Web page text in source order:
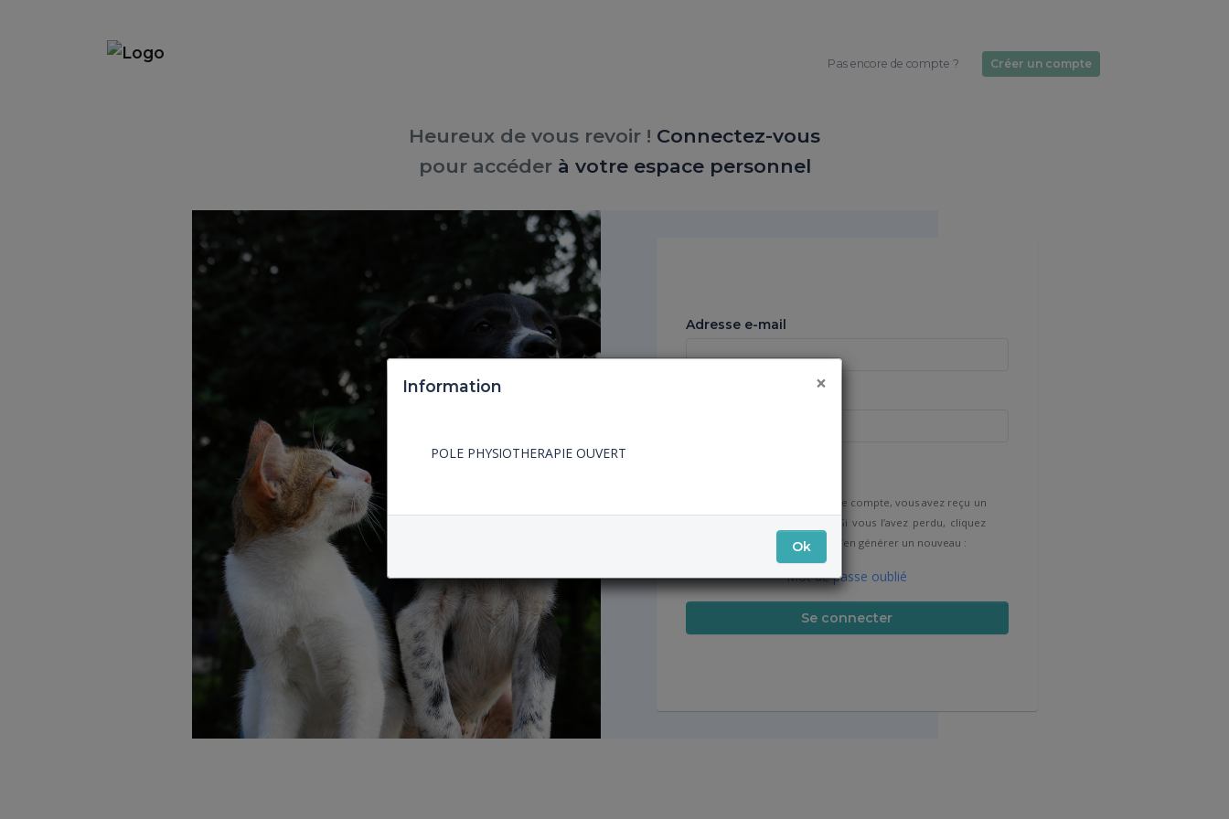
Pas encore de compte ? Créer un compte
Heureux de vous revoir ! Connectez-vous
pour accéderà votre espace personnel
Adresse e-mail
Lors de la création de votre compte, vous avez reçu un
mot de passe par email. Si vous l’avez perdu, cliquez
sur le lien ci-dessous afin d’en générer un nouveau :
Mot de passe oublié
Se connecter
Information ×
POLE PHYSIOTHERAPIE OUVERT
Ok